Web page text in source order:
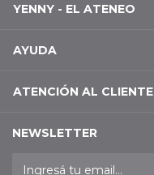
YENNY - EL ATENEO
AYUDA
ATENCIÓN AL CLIENTE
NEWSLETTER